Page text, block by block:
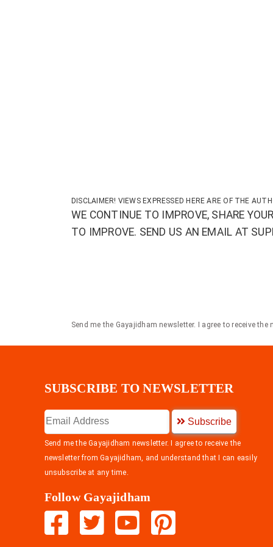
DISCLAIMER! VIEWS EXPRESSED HERE ARE OF THE
WE CONTINUE TO IMPROVE, SHARE
TO IMPROVE. SEND US AN EMAIL AT
Send me the Gayajidham newsletter. I agree to receive
SUBSCRIBE TO NEWSLETTER
Subscribe
Send me the Gayajidham newsletter. I agree to receive the
newsletter from Gayajidham, and understand that I can easily
unsubscribe at any time.
Follow Gayajidham